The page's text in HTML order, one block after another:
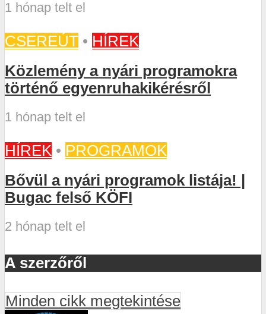
1 hónap telt el
CSEREÚT • HÍREK
Közlemény a nyári programokra
történő egyenruhakikérésről
1 hónap telt el
HÍREK • PROGRAMOK
Bővül a nyári programok listája! |
Bugac felső KÖFI
2 hónap telt el
A szerzőről
Minden cikk megtekintése